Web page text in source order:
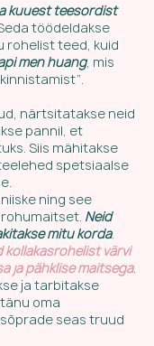
kuuest teesordist
töödeldakse
rohelist teed, kuid
men huang, mis
närtsitatakse neid
pannil, et
Siis mähitakse
spetsiaalse
ning see
Neid
mitu korda.
kollakasrohelist värvi
ja pähklise maitsega.
ja tarbitakse
oma
seas truud